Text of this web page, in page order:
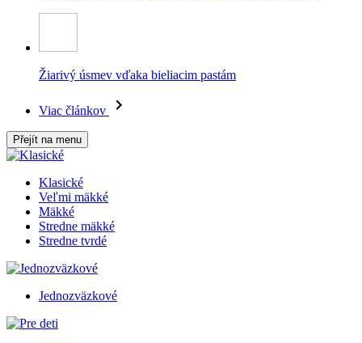
Žiarivý úsmev vďaka bieliacim pastám
Viac článkov
Přejít na menu
Klasické
Veľmi mäkké
Mäkké
Stredne mäkké
Stredne tvrdé
Jednozväzkové